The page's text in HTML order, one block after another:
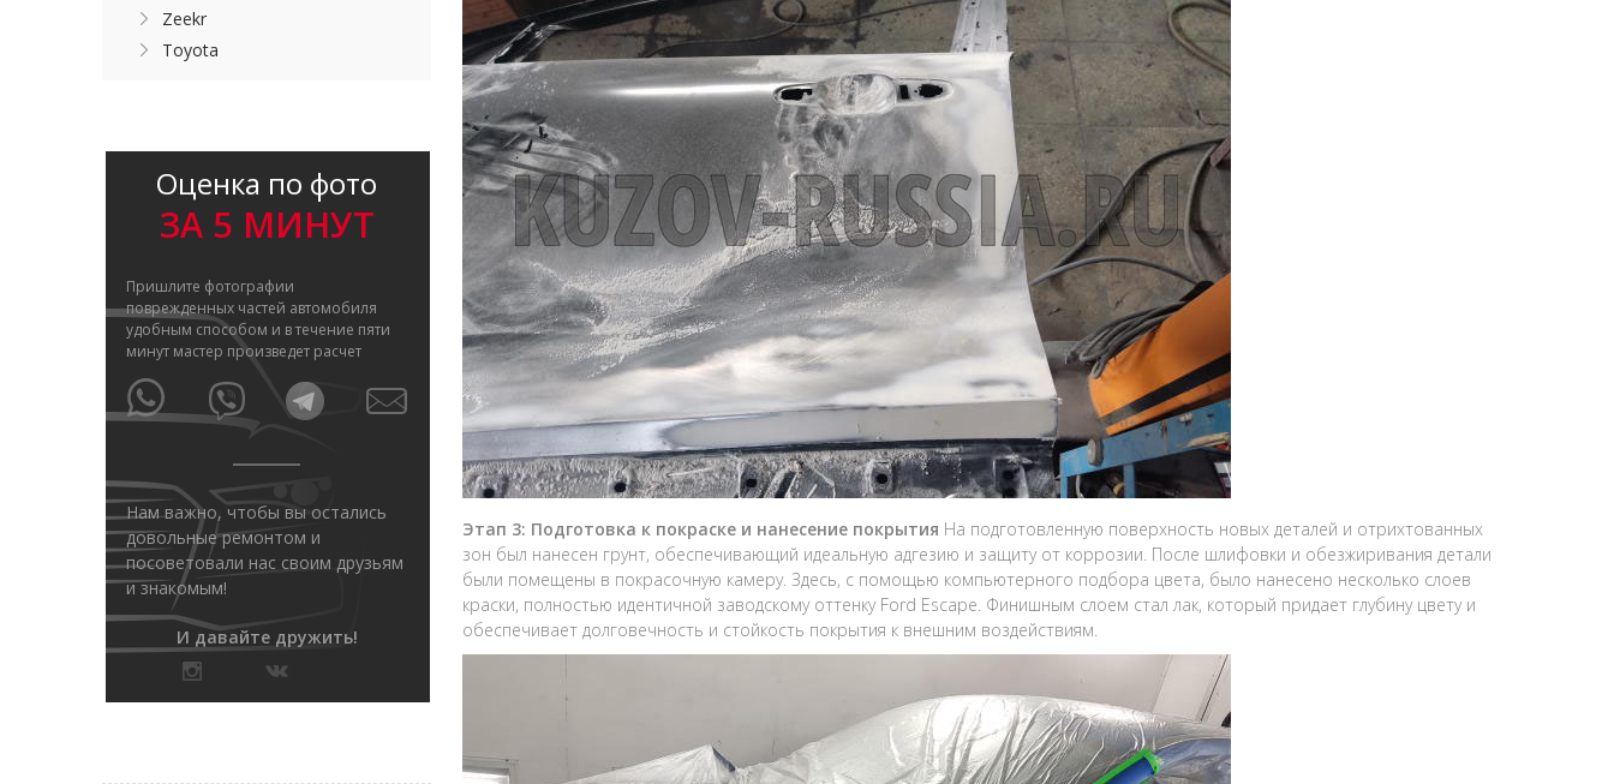
Этап 3: Подготовка к покраске и нанесение покрытия На подготовленную поверхность новых деталей и отрихтованных
зон был нанесен грунт, обеспечивающий идеальную адгезию и защиту от коррозии. После шлифовки и обезжиривания детали
были помещены в покрасочную камеру. Здесь, с помощью компьютерного подбора цвета, было нанесено несколько слоев
краски, полностью идентичной заводскому оттенку Ford Escape. Финишным слоем стал лак, который придает глубину цвету и
обеспечивает долговечность и стойкость покрытия к внешним воздействиям.
Zeekr
Toyota
Оценка по фото
ЗА 5 МИНУТ
Пришлите фотографии
поврежденных частей автомобиля
удобным способом и в течение пяти
минут мастер произведет расчет
Нам важно, чтобы вы остались
довольные ремонтом и
посоветовали нас своим друзьям
и знакомым!
И давайте дружить!